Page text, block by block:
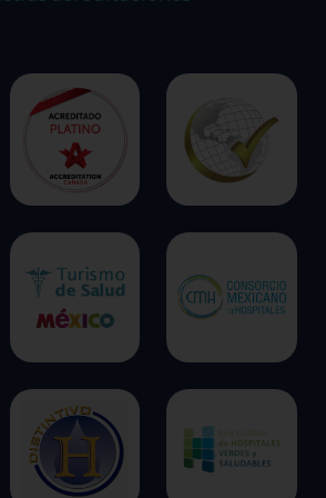
de cookies
dirigidas
funcionalidad
rendimiento